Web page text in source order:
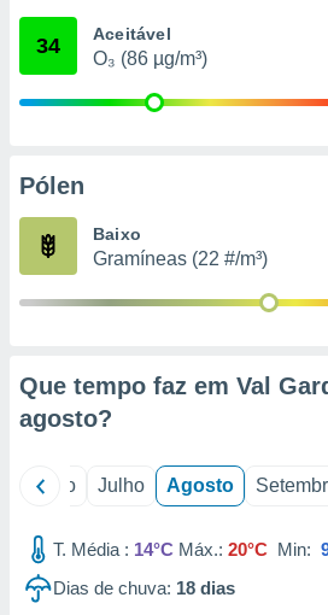
através
estudos
1199
34 Aceitável
O₃ (86 µg/m³)
Pólen
Baixo
Gramíneas (22 #/m³)
Que tempo faz em Val
agosto?
Junho Julho Agosto
T. Média : 14°C Máx.: 20°C Min:
Dias de chuva: 18 dias